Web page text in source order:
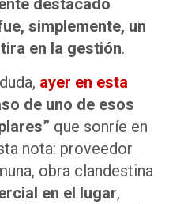
simplemente, un
en la gestión.
ayer en esta
de uno de esos
que sonríe en
nota: proveedor
obra clandestina
en el lugar,